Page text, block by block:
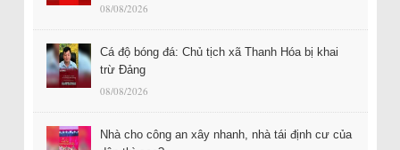
08/08/2026
Cá độ bóng đá: Chủ tịch xã Thanh Hóa bị khai
trừ Đảng
08/08/2026
Nhà cho công an xây nhanh, nhà tái định cư của